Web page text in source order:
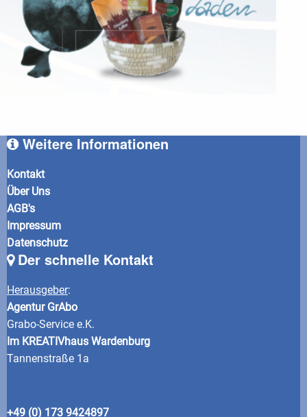
Weitere Informationen
Kontakt
Über Uns
AGB's
Impressum
Datenschutz
Der schnelle Kontakt
Herausgeber:
Agentur GrAbo
Grabo-Service e.K.
Im KREATIVhaus Wardenburg
Tannenstraße 1a
+49 (0) 173 9424897